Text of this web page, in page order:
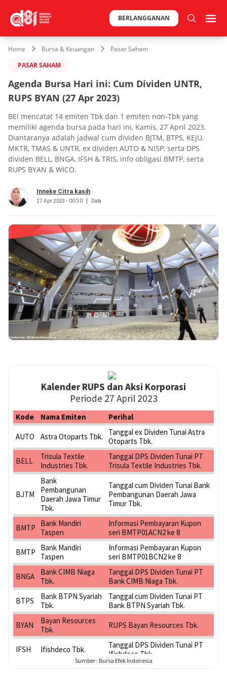
BERLANGGANAN
Home Bursa & Keuangan
Pasar Saham
PASAR SAHAM
Agenda Bursa Hari ini: Cum Dividen UNTR,
RUPS BYAN (27 Apr 2023)
BEI mencatat 14 emiten Tbk dan 1 emiten non-Tbk yang
memiliki agenda bursa pada hari ini, Kamis, 27 April 2023.
Diantaranya adalah jadwal cum dividen BJTM, BTPS, KEJU,
MKTR, TMAS & UNTR, ex dividen AUTO & NISP, serta DPS
dividen BELL, BNGA, IFSH & TRIS, info obligasi BMTP, serta
RUPS BYAN & WICO.
Inneke Citra kasih
27 Apr 2023 - 00.30 Data